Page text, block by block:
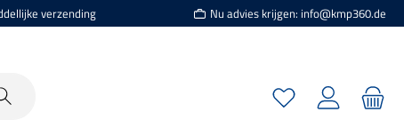
verzending Nu advies krijgen: info@kmp360.de
Je hebt 0 items op